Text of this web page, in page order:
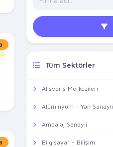
Tüm Sektörler
Alışveriş Merkezileri
Alüminyum - Yan Sanayii
Ambalaj Sanayii
Bilgisayar - Bilişim